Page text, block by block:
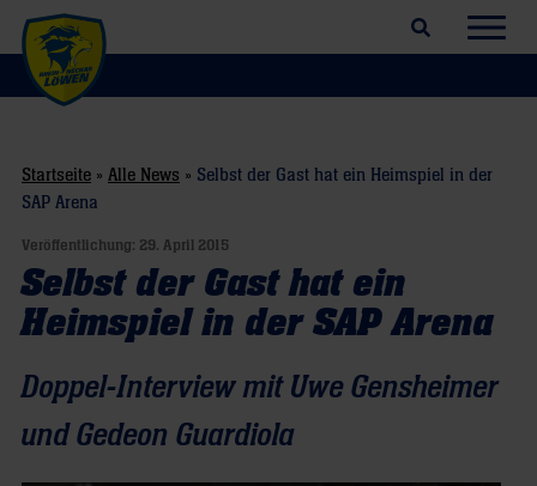
Suchfeld öffnen
Startseite » Alle News » Selbst der Gast hat ein Heimspiel in der
SAP Arena
Veröffentlichung: 29. April 2015
Selbst der Gast hat ein
Heimspiel in der SAP Arena
Doppel-Interview mit Uwe Gensheimer
und Gedeon Guardiola